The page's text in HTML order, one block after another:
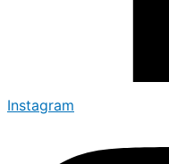
Instagram